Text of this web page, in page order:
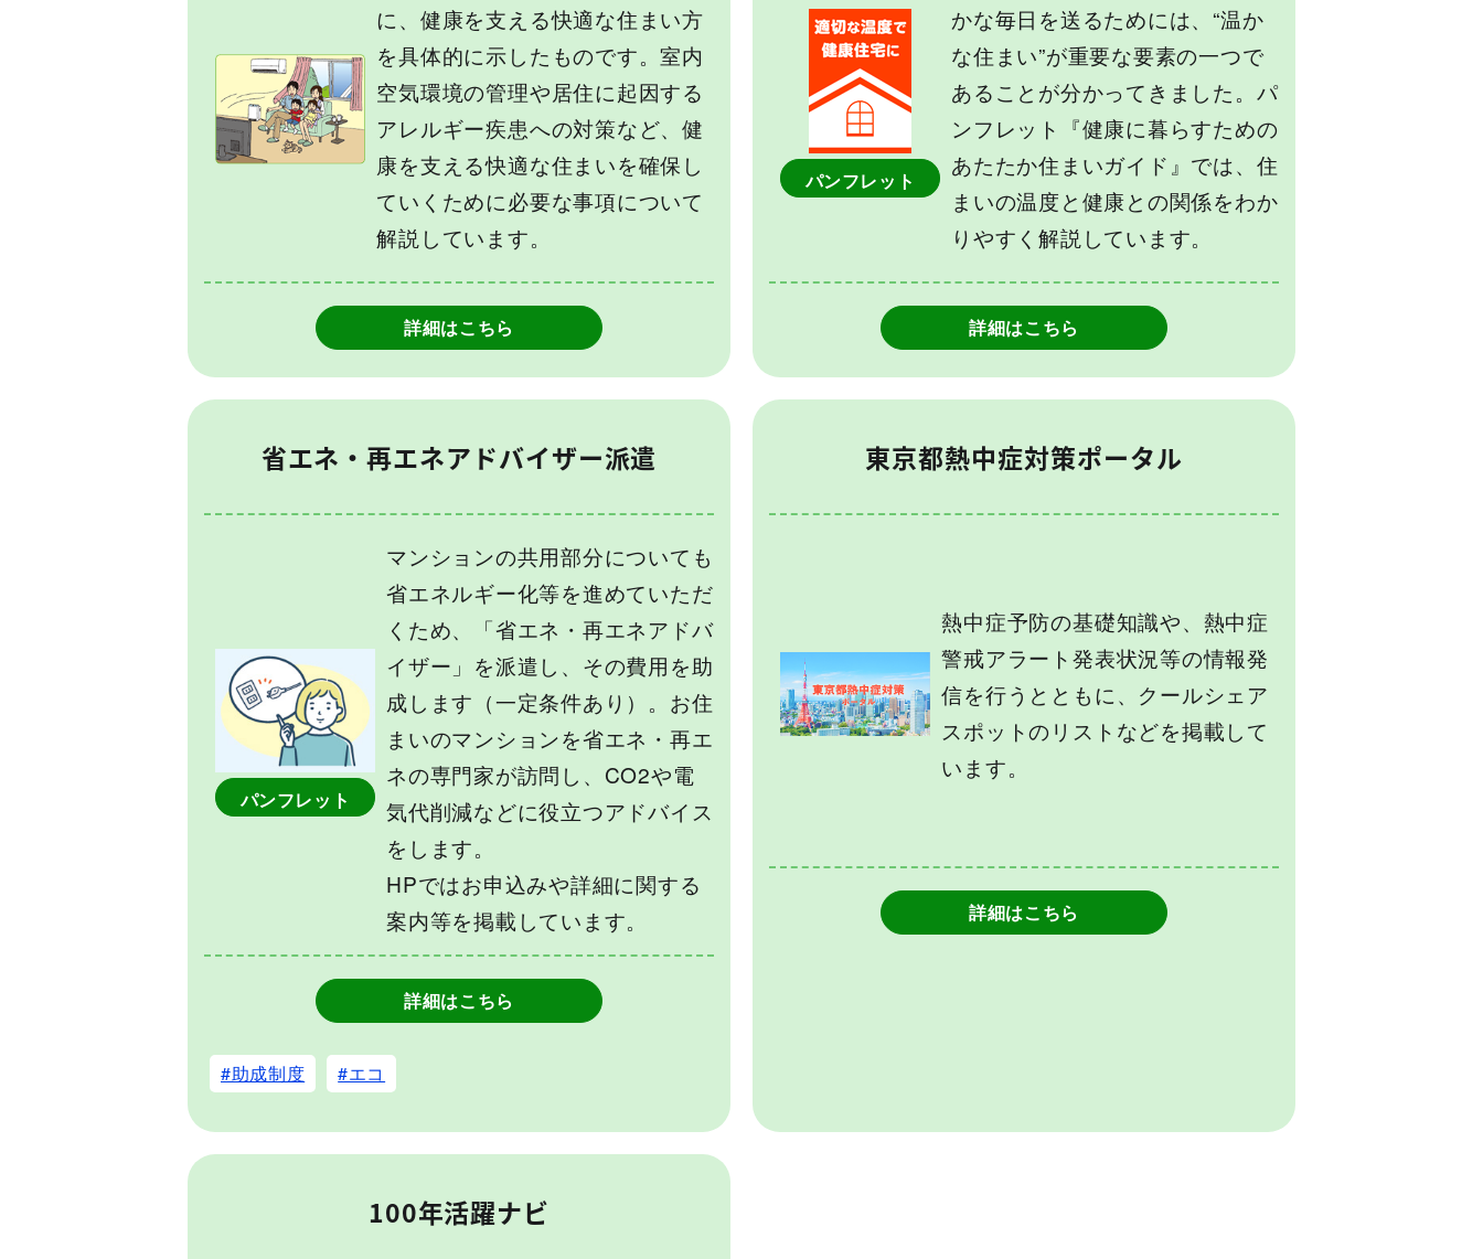
に、健康を支える快適な住まい方
を具体的に示したものです。室内
空気環境の管理や居住に起因する
アレルギー疾患への対策など、健
康を支える快適な住まいを確保し
ていくために必要な事項について
解説しています。
詳細はこちら
パンフレット
かな毎日を送るためには、“温か
な住まい”が重要な要素の一つで
あることが分かってきました。パ
ンフレット『健康に暮らすための
あたたか住まいガイド』では、住
まいの温度と健康との関係をわか
りやすく解説しています。
詳細はこちら
省エネ・再エネアドバイザー派遣
パンフレット
マンションの共用部分についても
省エネルギー化等を進めていただ
くため、「省エネ・再エネアドバ
イザー」を派遣し、その費用を助
成します（一定条件あり）。お住
まいのマンションを省エネ・再エ
ネの専門家が訪問し、CO2や電
気代削減などに役立つアドバイス
をします。
HPではお申込みや詳細に関する
案内等を掲載しています。
詳細はこちら
#助成制度 #エコ
東京都熱中症対策ポータル
熱中症予防の基礎知識や、熱中症
警戒アラート発表状況等の情報発
信を行うとともに、クールシェア
スポットのリストなどを掲載して
います。
詳細はこちら
100年活躍ナビ